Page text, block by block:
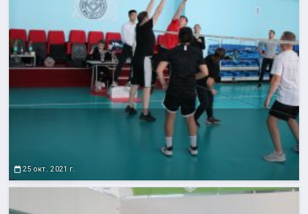
25 окт. 2021 г.